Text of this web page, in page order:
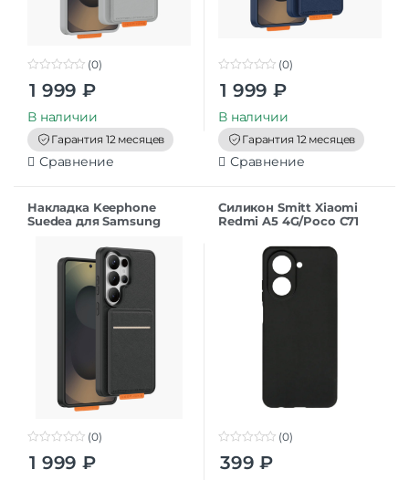
t
o
f
5
(0)
1 999 ₽
В наличии
Гарантия 12 месяцев
Сравнение
t
o
f
5
(0)
1 999 ₽
В наличии
Гарантия 12 месяцев
Сравнение
Накладка Keephone
Suedea для Samsung
(0)
1 999 ₽
Силикон Smitt Xiaomi
Redmi A5 4G/Poco C71
o
(0)
399 ₽